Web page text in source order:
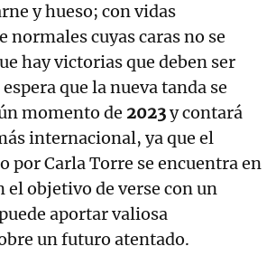
y hueso; con vidas
normales cuyas caras no se
hay victorias que deben ser
que la nueva tanda se
momento de 2023y contará
internacional, ya que el
por Carla Torre se encuentra en
el objetivo de verse con un
aportar valiosa
un futuro atentado.